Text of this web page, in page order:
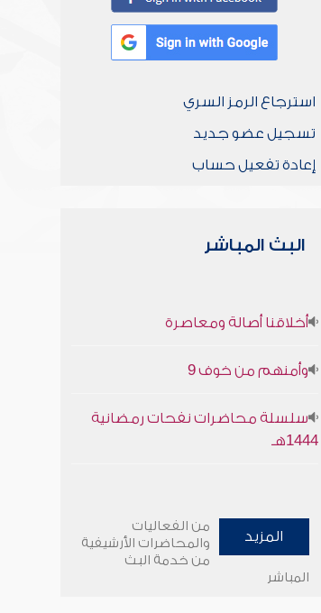
استرجاع الرمز السري
تسجيل عضو جديد
إعادة تفعيل حساب
البث المباشر
أخلاقنا أصالة ومعاصرة
وأمنهم من خوف 9
سلسلة محاضرات نفحات رمضانية
1444هـ
المزيد
من الفعاليات
والمحاضرات الأرشيفية
من خدمة البث
المباشر